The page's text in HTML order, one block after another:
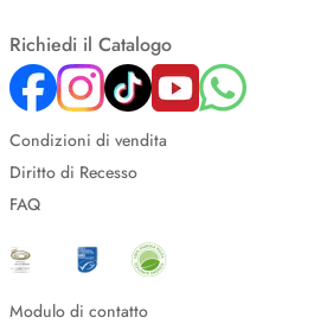
Richiedi il Catalogo
Condizioni di vendita
Diritto di Recesso
FAQ
Modulo di contatto